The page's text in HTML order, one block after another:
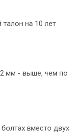
на 10 лет
мм - выше, чем по
вместо двух